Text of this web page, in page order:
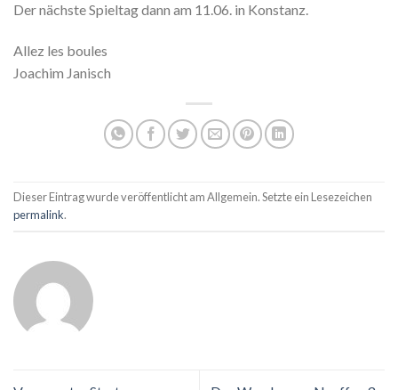
Der nächste Spieltag dann am 11.06. in Konstanz.
Allez les boules
Joachim Janisch
Dieser Eintrag wurde veröffentlicht am Allgemein. Setzte ein Lesezeichen
permalink.